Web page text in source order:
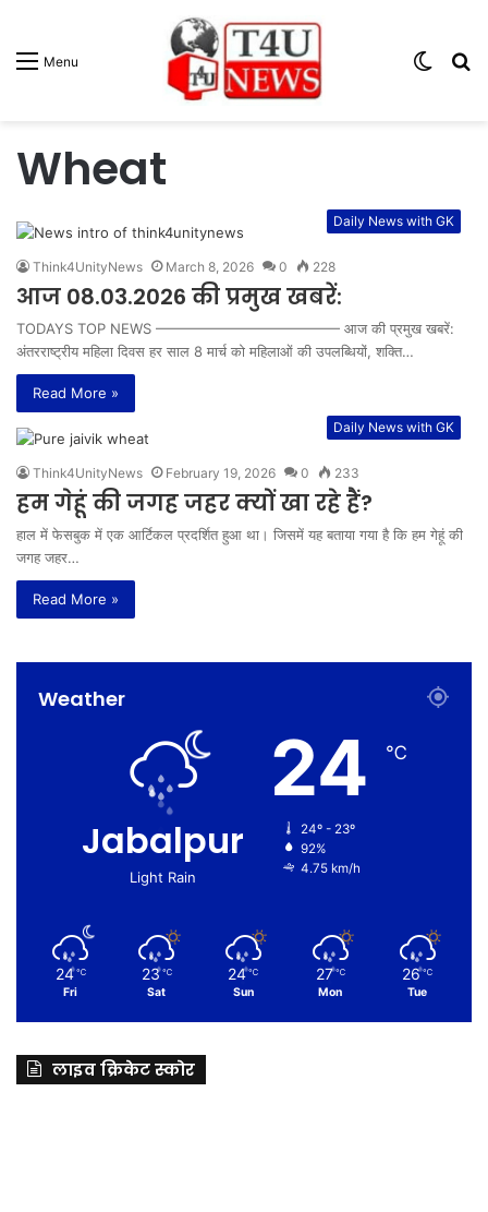
Menu
Switch
Wheat
Daily News with GK
Think4UnityNews March 8, 2026 0 228
आज 08.03.2026 की प्रमुख खबरें:
TODAYS TOP NEWS ————————————— आज की प्रमुख खबरें:
अंतरराष्ट्रीय महिला दिवस हर साल 8 मार्च को महिलाओं की उपलब्धियों, शक्ति…
Read More »
Daily News with GK
Think4UnityNews February 19, 2026 0 233
हम गेहूं की जगह जहर क्यों खा रहे हैं?
हाल में फेसबुक में एक आर्टिकल प्रदर्शित हुआ था। जिसमें यह बताया गया है कि हम गेहूं की
जगह जहर…
Read More »
Weather
Jabalpur
Light Rain
24 ℃
24º - 23º
92%
4.75 km/h
24 ℃
Fri
23 ℃
Sat
24 ℃
Sun
27 ℃
Mon
26 ℃
Tue
लाइव क्रिकेट स्कोर